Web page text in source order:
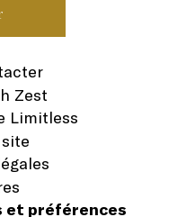
Zest
Limitless
et préférences